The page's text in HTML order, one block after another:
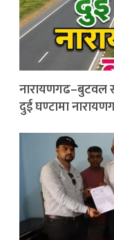
नारायणगढ–बुटवल
दुई घण्टामा